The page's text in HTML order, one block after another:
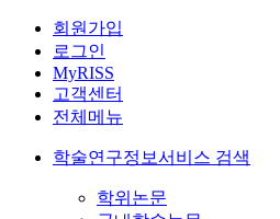
회원가입
로그인
MyRISS
고객센터
전체메뉴
학술연구정보서비스 검색
학위논문